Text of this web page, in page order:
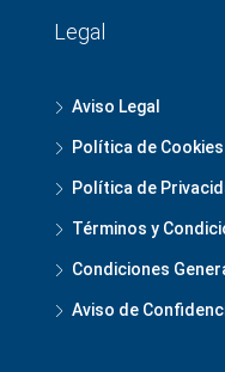
Legal
Aviso Legal
Política de Cookies
Política de
Términos y
Condiciones
Aviso de